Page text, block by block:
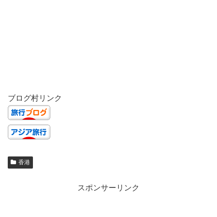
ブログ村リンク
香港
スポンサーリンク